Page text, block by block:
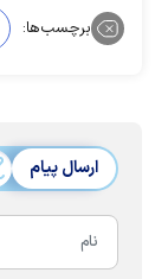
برچسب‌ها:
ارسال پیام